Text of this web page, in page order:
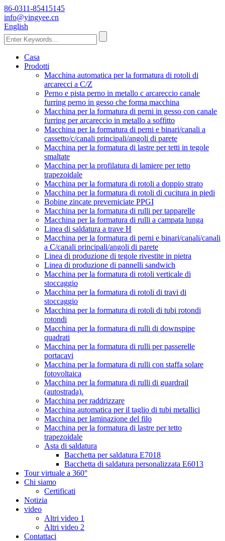
86-0311-85415145
info@yingyee.cn
English
Casa
Prodotti
Macchina automatica per la formatura di rotoli di
arcarecci a C/Z
Perno e pista perno in metallo c arcareccio canale
furring perno in gesso che forma macchina
Macchina per la formatura di perni in gesso con canale
furring per arcareccio in metallo a soffitto
Macchina per la formatura di perni e binari/canali a
cassetto/c/canali principali/angoli di parete
Macchina per la formatura di lastre per tetti in tegole
smaltate
Macchina per la profilatura di lamiere per tetto
trapezoidale
Macchina per la formatura di rotoli a doppio strato
Macchina per la formatura di rotoli di cucitura in piedi
Bobine zincate preverniciate PPGI
Macchina per la formatura di rulli per tapparelle
Macchina per la formatura di rulli a campata lunga
Linea di saldatura a trave H
Macchina per la formatura di perni e binari/canali/canali
a C/canali principali/angoli di parete
Linea di produzione di tegole rivestite in pietra
Linea di produzione di pannelli sandwich
Macchina per la formatura di rotoli verticale di
stoccaggio
Macchina per la formatura di rotoli di travi di
stoccaggio
Macchina per la formatura di rotoli di tubi rotondi
rotondi
Macchina per la formatura di rulli di downspipe
quadrati
Macchina per la formatura di rulli per passerelle
portacavi
Macchina per la formatura di rulli con staffa solare
fotovoltaica
Macchina per la formatura di rulli di guardrail
(autostrada).
Macchina per raddrizzare
Macchina automatica per il taglio di tubi metallici
Macchina per laminazione del filo
Macchina per la formatura di lastre per tetto
trapezoidale
Asta di saldatura
Bacchetta per saldatura E7018
Bacchetta di saldatura personalizzata E6013
Tour virtuale a 360°
Chi siamo
Certificati
Notizia
video
Altri video 1
Altri video 2
Contattaci